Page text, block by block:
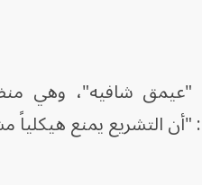
شافيه"، وهي
التشريع يمنع هيكلياً